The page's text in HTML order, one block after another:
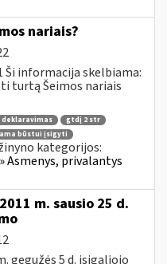
nariais?
Ši informacija skelbiama:
turtą Šeimos nariais
gtdį 2 str
būstui įsigyti
kategorijos:
Asmenys, privalantys
m. sausio 25 d.
gegužės 5 d. įsigaliojo